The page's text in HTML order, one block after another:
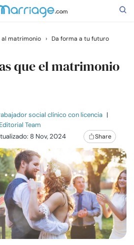
al matrimonio ›
Da forma a tu futuro
que el matrimonio
social clínico con licencia |
Team
8 Nov, 2024 Share